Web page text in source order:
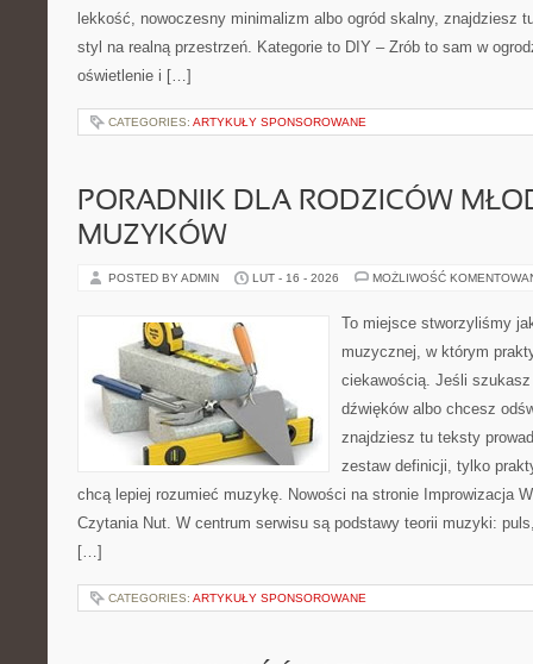
lekkość, nowoczesny minimalizm albo ogród skalny, znajdziesz
styl na realną przestrzeń. Kategorie to DIY – Zrób to sam w
oświetlenie i […]
CATEGORIES: ARTYKUŁY SPONSOROWANE
PORADNIK DLA RODZICÓW
MUZYKÓW
POSTED BY ADMIN LUT - 16 - 2026 MOŻLIWOŚĆ
To miejsce stworzyliśmy
muzycznej, w którym
ciekawością. Jeśli
dźwięków albo chcesz
znajdziesz tu teksty
zestaw definicji, tylko
chcą lepiej rozumieć muzykę. Nowości na stronie Improwizacja
Czytania Nut. W centrum serwisu są podstawy teorii muzyki:
[…]
CATEGORIES: ARTYKUŁY SPONSOROWANE